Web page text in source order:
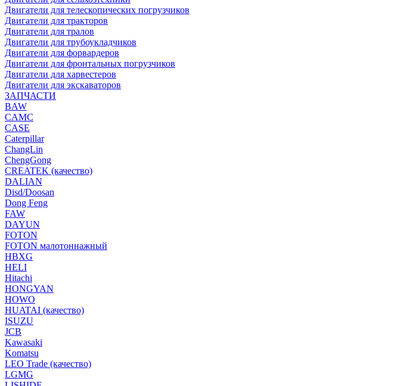
Двигатели для телескопических погрузчиков
Двигатели для тракторов
Двигатели для тралов
Двигатели для трубоукладчиков
Двигатели для форвардеров
Двигатели для фронтальных погрузчиков
Двигатели для харвестеров
Двигатели для экскаваторов
ЗАПЧАСТИ
BAW
CAMC
CASE
Caterpillar
ChangLin
ChengGong
CREATEK (качество)
DALIAN
Disd/Doosan
Dong Feng
FAW
DAYUN
FOTON
FOTON малотоннажный
HBXG
HELI
Hitachi
HONGYAN
HOWO
HUATAI (качество)
ISUZU
JCB
Kawasaki
Komatsu
LEO Trade (качество)
LGMG